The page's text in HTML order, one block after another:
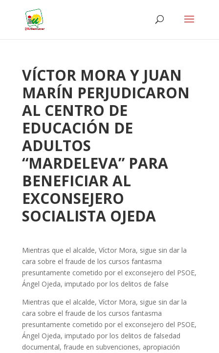
VÍCTOR MORA Y JUAN
MARÍN PERJUDICARON
AL CENTRO DE
EDUCACIÓN DE
ADULTOS
“MARDELEVA” PARA
BENEFICIAR AL
EXCONSEJERO
SOCIALISTA OJEDA
Mientras que el alcalde, Víctor Mora, sigue sin dar la
cara sobre el fraude de los cursos fantasma
presuntamente cometido por el exconsejero del PSOE,
Ángel Ojeda, imputado por los delitos de false
Mientras que el alcalde, Víctor Mora, sigue sin dar la
cara sobre el fraude de los cursos fantasma
presuntamente cometido por el exconsejero del PSOE,
Ángel Ojeda, imputado por los delitos de falsedad
documental, fraude en subvenciones, apropiación